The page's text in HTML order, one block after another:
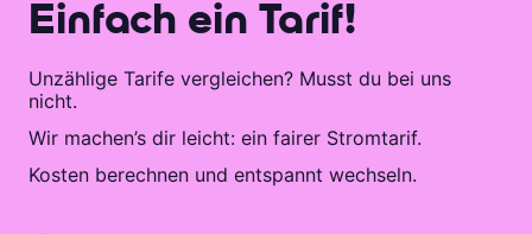
Einfach ein Tarif!
Unzählige Tarife vergleichen? Musst du bei uns
nicht.
Wir machen’s dir leicht: ein fairer Stromtarif.
Kosten berechnen und entspannt wechseln.